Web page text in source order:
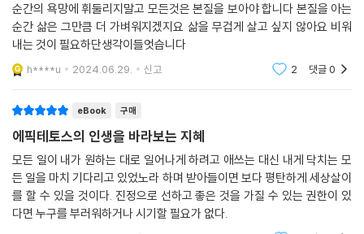
순간의 욕망에 휘둘리지말고 모든것은 본질을 보아야 합니다 본질을 아는
순간 삶은 그만큼 더 가벼워지겠지요 삶을 무겁게 살고 싶지 않아요 비워
내는 것이 필요하단생각이들엇습니다
h****u 2024.06.29. 신고 2 댓글0
eBook 구매
에픽테토스의 인생을 바라보는 지혜
모든 일이 내가 원하는 대로 일어나게 하려고 애쓰는 대신 내게 닥치는 모
든 일을 마치 기다리고 있었노라 하며 받아들이면 보다 평탄하게 세상살이
를 할 수 있을 것이다. 진정으로 선하고 좋은 것을 가질 수 있는 권한이 있
다면 누구를 부러워하거나 시기할 필요가 없다.